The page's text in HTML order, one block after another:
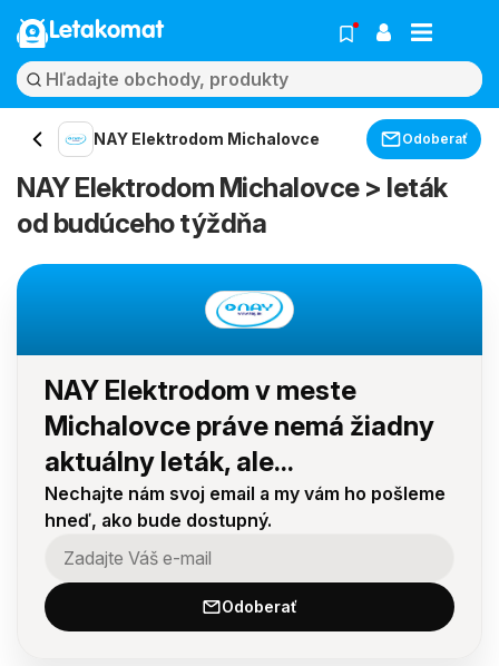
Letakomat
NAY Elektrodom Michalovce Odoberať
NAY Elektrodom Michalovce > leták
od budúceho týždňa
NAY Elektrodom v meste
Michalovce práve nemá žiadny
aktuálny leták, ale...
Nechajte nám svoj email a my vám ho pošleme
hneď, ako bude dostupný.
Odoberať